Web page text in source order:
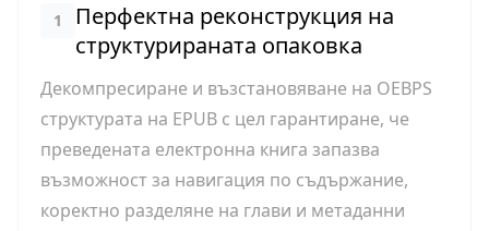
1
Перфектна реконструкция на
структурираната опаковка
Декомпресиране и възстановяване на OEBPS
структурата на EPUB с цел гарантиране, че
преведената електронна книга запазва
възможност за навигация по съдържание,
коректно разделяне на глави и метаданни